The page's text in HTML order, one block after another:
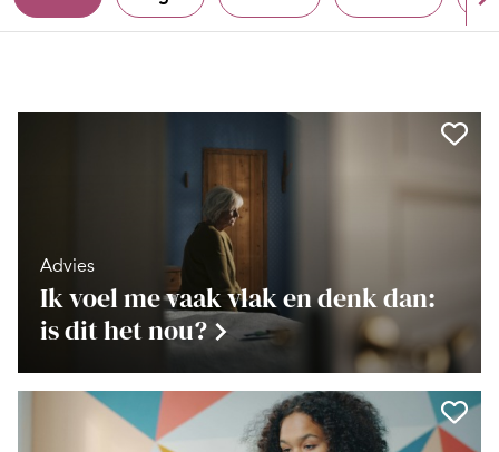
Advies
Ik voel me vaak vlak en denk dan:
is dit het nou?